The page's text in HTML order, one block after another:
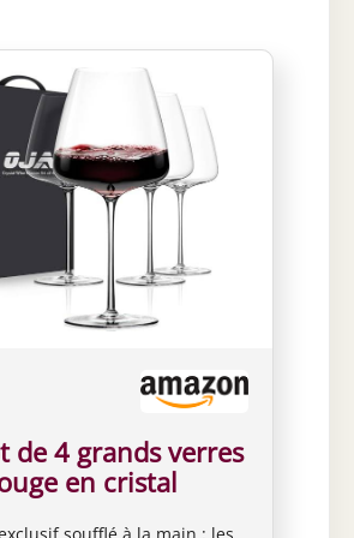
de le laver à la main. Les
élégants en cristal sont
plus haut de gamme, les
rayures est une priorité.
vous voulez laver à la main
leur durée de vie et
un bon goût.
de 4 grands verres
en cristal